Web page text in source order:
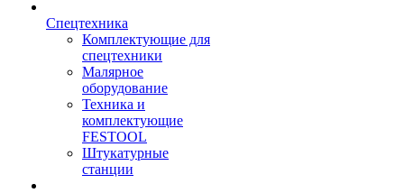
Спецтехника
Комплектующие для
спецтехники
Малярное
оборудование
Техника и
комплектующие
FESTOOL
Штукатурные
станции